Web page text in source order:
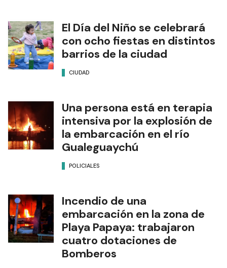
El Día del Niño se celebrará
con ocho fiestas en distintos
barrios de la ciudad
CIUDAD
Una persona está en terapia
intensiva por la explosión de
la embarcación en el río
Gualeguaychú
POLICIALES
Incendio de una
embarcación en la zona de
Playa Papaya: trabajaron
cuatro dotaciones de
Bomberos